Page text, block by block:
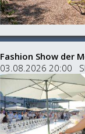
Fashion Show der
03.08.2026 20:00